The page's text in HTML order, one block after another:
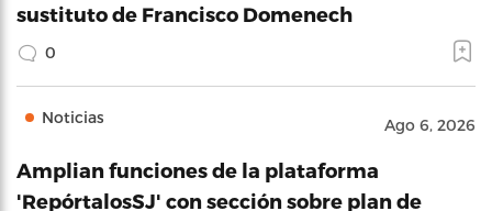
sustituto de Francisco Domenech
0
Noticias Ago 6, 2026
Amplian funciones de la plataforma
'RepórtalosSJ' con sección sobre plan de